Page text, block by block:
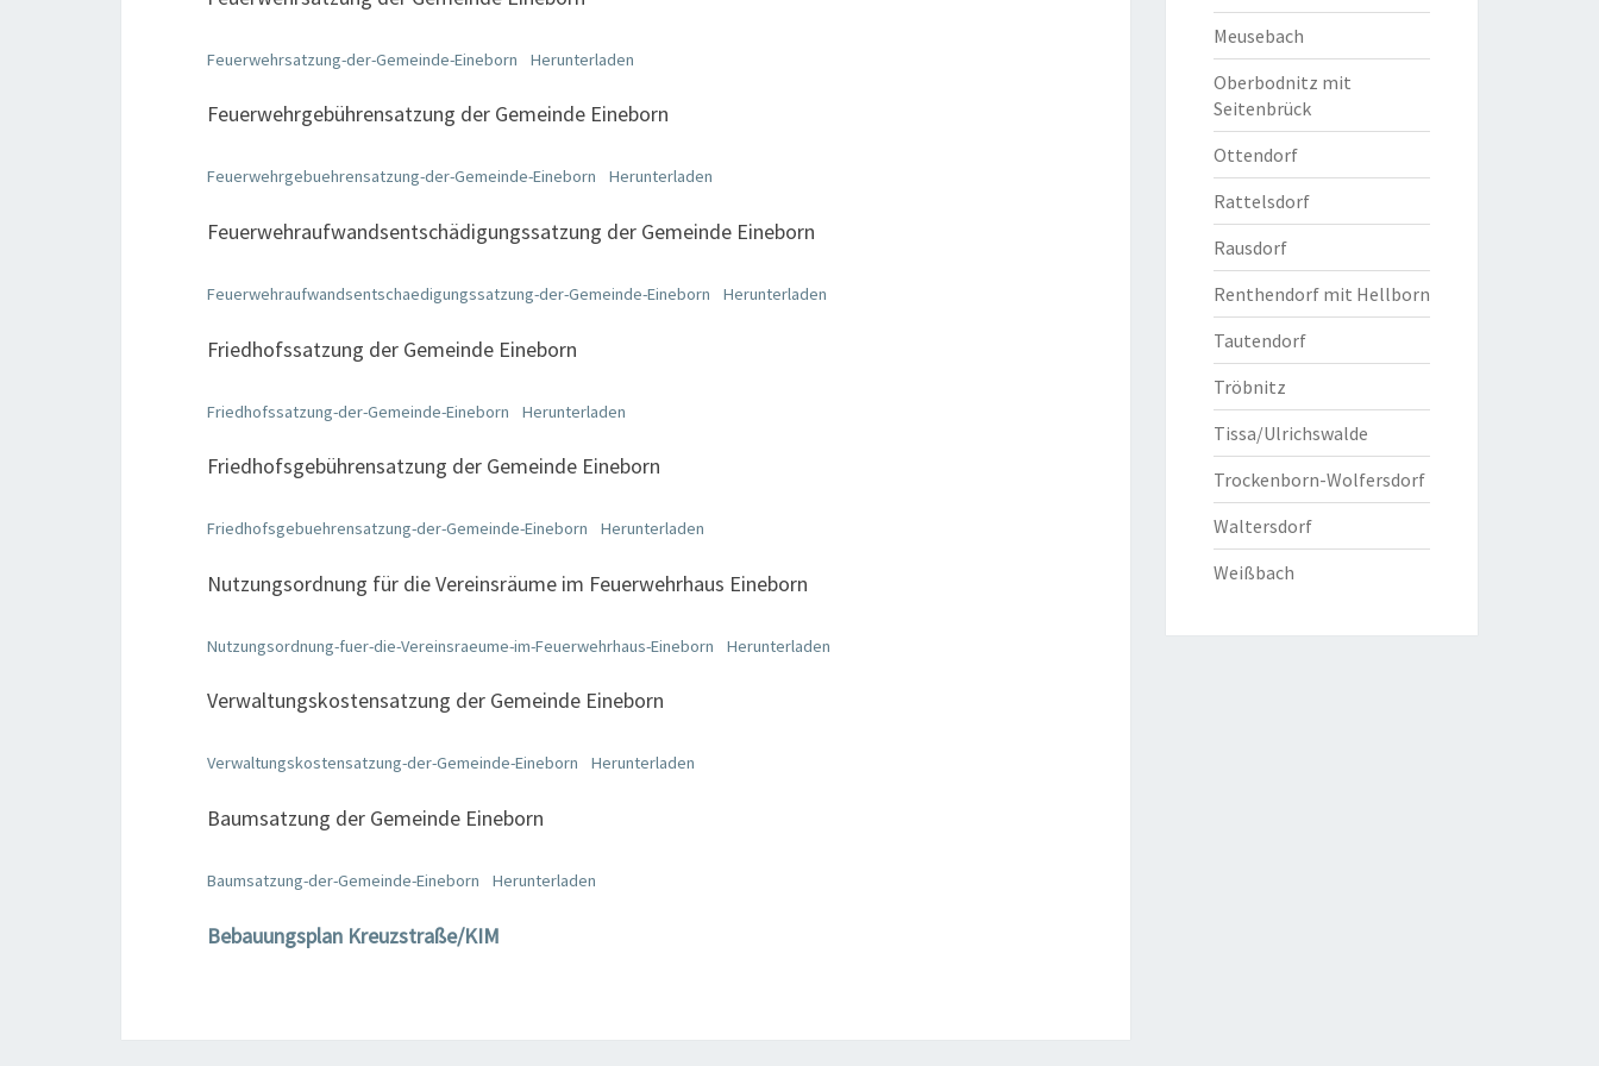
Feuerwehrsatzung-der-Gemeinde-Eineborn Herunterladen
Feuerwehrgebührensatzung der Gemeinde Eineborn
Feuerwehrgebuehrensatzung-der-Gemeinde-Eineborn Herunterladen
Feuerwehraufwandsentschädigungssatzung der Gemeinde Eineborn
Feuerwehraufwandsentschaedigungssatzung-der-Gemeinde-Eineborn Herunterladen
Friedhofssatzung der Gemeinde Eineborn
Friedhofssatzung-der-Gemeinde-Eineborn Herunterladen
Friedhofsgebührensatzung der Gemeinde Eineborn
Friedhofsgebuehrensatzung-der-Gemeinde-Eineborn Herunterladen
Nutzungsordnung für die Vereinsräume im Feuerwehrhaus Eineborn
Nutzungsordnung-fuer-die-Vereinsraeume-im-Feuerwehrhaus-Eineborn Herunterladen
Verwaltungskostensatzung der Gemeinde Eineborn
Verwaltungskostensatzung-der-Gemeinde-Eineborn Herunterladen
Baumsatzung der Gemeinde Eineborn
Baumsatzung-der-Gemeinde-Eineborn Herunterladen
Bebauungsplan Kreuzstraße/KIM
Meusebach
Oberbodnitz mit
Seitenbrück
Ottendorf
Rattelsdorf
Rausdorf
Renthendorf mit Hellborn
Tautendorf
Tröbnitz
Tissa/Ulrichswalde
Trockenborn-Wolfersdorf
Waltersdorf
Weißbach